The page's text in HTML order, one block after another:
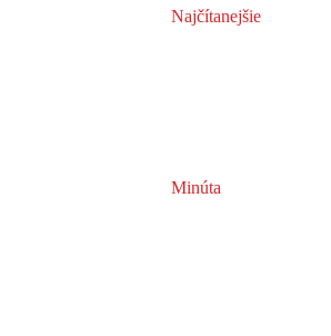
Najčítanejšie
Minúta